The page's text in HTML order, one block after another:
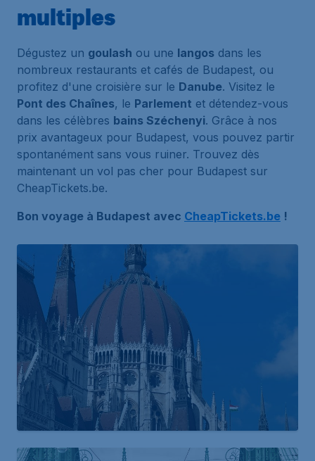
multiples
Dégustez un goulash ou une langos dans les
nombreux restaurants et cafés de Budapest, ou
profitez d'une croisière sur le Danube. Visitez le
Pont des Chaînes, le Parlement et détendez-vous
dans les célèbres bains Széchenyi. Grâce à nos
prix avantageux pour Budapest, vous pouvez partir
spontanément sans vous ruiner. Trouvez dès
maintenant un vol pas cher pour Budapest sur
CheapTickets.be.
Bon voyage à Budapest avec CheapTickets.be !